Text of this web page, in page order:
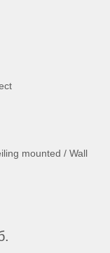
mounted / Wall